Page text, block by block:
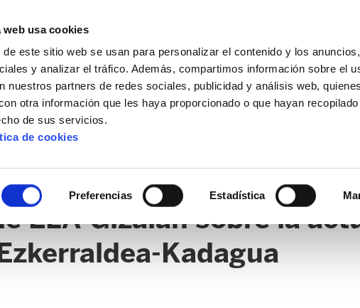
web usa cookies
de este sitio web se usan para personalizar el contenido y los
y analizar el tráfico. Además, compartimos información sobre el
nuestros partners de redes sociales, publicidad y análisis web,
otra información que les haya proporcionado o que hayan
de sus servicios.
de cookies
Preferencias Estadística
ELA-Gizalan sobre la
Kadagua